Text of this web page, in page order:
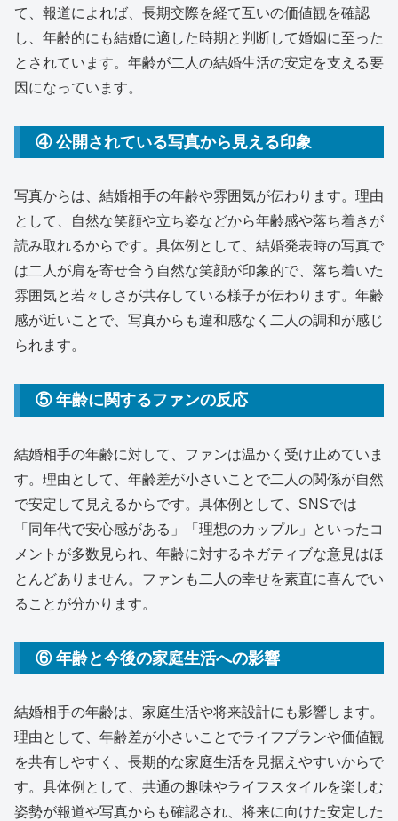
て、報道によれば、長期交際を経て互いの価値観を確認
し、年齢的にも結婚に適した時期と判断して婚姻に至った
とされています。年齢が二人の結婚生活の安定を支える要
因になっています。
④ 公開されている写真から見える印象
写真からは、結婚相手の年齢や雰囲気が伝わります。理由
として、自然な笑顔や立ち姿などから年齢感や落ち着きが
読み取れるからです。具体例として、結婚発表時の写真で
は二人が肩を寄せ合う自然な笑顔が印象的で、落ち着いた
雰囲気と若々しさが共存している様子が伝わります。年齢
感が近いことで、写真からも違和感なく二人の調和が感じ
られます。
⑤ 年齢に関するファンの反応
結婚相手の年齢に対して、ファンは温かく受け止めていま
す。理由として、年齢差が小さいことで二人の関係が自然
で安定して見えるからです。具体例として、SNSでは
「同年代で安心感がある」「理想のカップル」といったコ
メントが多数見られ、年齢に対するネガティブな意見はほ
とんどありません。ファンも二人の幸せを素直に喜んでい
ることが分かります。
⑥ 年齢と今後の家庭生活への影響
結婚相手の年齢は、家庭生活や将来設計にも影響します。
理由として、年齢差が小さいことでライフプランや価値観
を共有しやすく、長期的な家庭生活を見据えやすいからで
す。具体例として、共通の趣味やライフスタイルを楽しむ
姿勢が報道や写真からも確認され、将来に向けた安定した